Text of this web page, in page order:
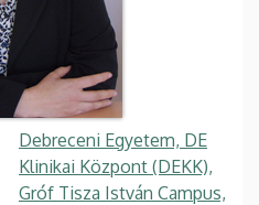
Debreceni Egyetem, DE
Klinikai Központ (DEKK),
Gróf Tisza István Campus,